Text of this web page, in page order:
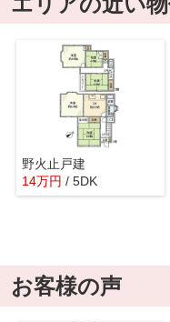
野火止戸建
14万円 / 5DK
お客様の声